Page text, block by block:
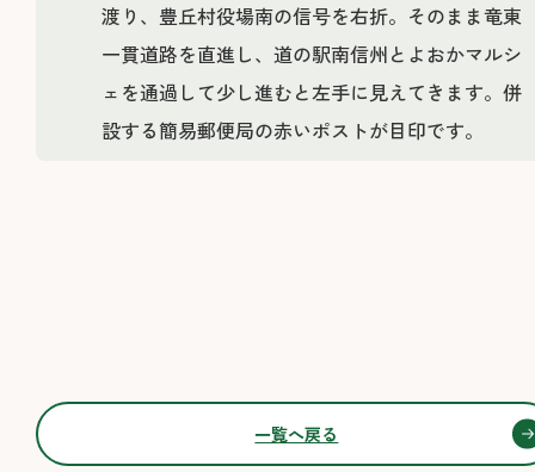
渡り、豊丘村役場南の信号を右折。そのまま竜東
一貫道路を直進し、道の駅南信州とよおかマルシ
ェを通過して少し進むと左手に見えてきます。併
設する簡易郵便局の赤いポストが目印です。
一覧へ戻る